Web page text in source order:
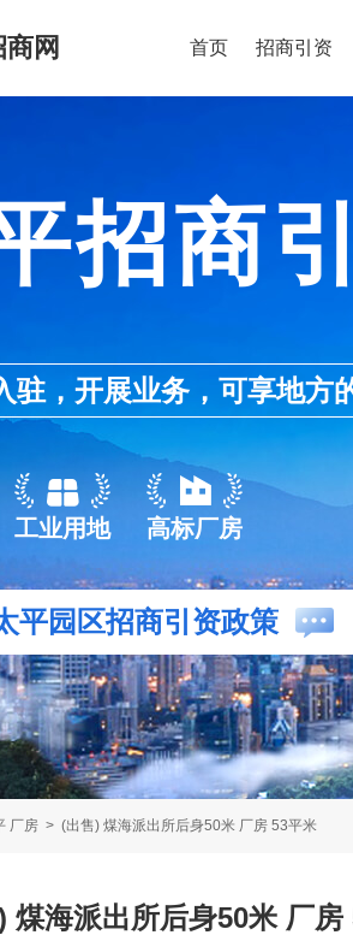
商网 首页 招商引资
招商
驻，开展业务，可享地方
工业用地 高标厂房
平园区招商引资政策
厂房 > (出售) 煤海派出所后身50米 厂房 53平米
煤海派出所后身50米 厂房